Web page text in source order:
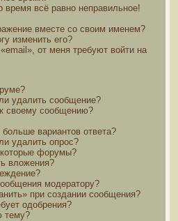
время всё равно неправильное!
вместе со своим именем?
изменить его?
от меня требуют войти на
удалить сообщение?
своему сообщению?
вариантов ответа?
удалить опрос?
форумы?
вложения?
модератору?
при создании сообщения?
одобрения?
тему?